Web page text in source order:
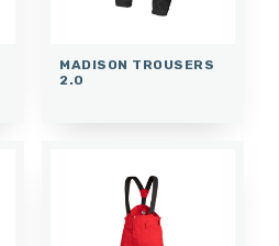
MADISON TROUSERS
2.0